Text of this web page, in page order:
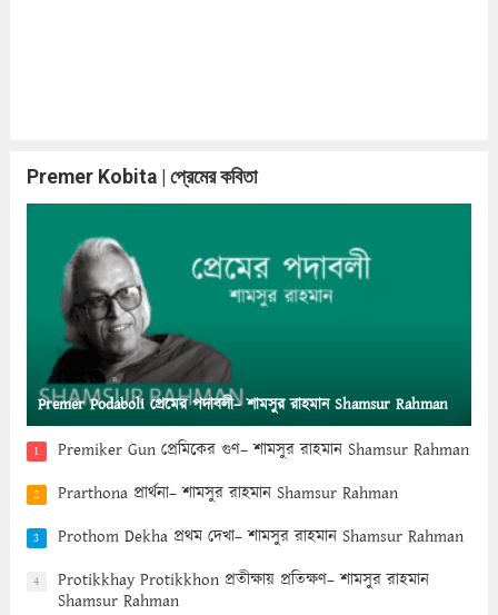
Premer Kobita | প্রেমের কবিতা
Premer Podaboli প্রেমের পদাবলী– শামসুর রাহমান Shamsur Rahman
1 Premiker Gun প্রেমিকের গুণ– শামসুর রাহমান Shamsur Rahman
2 Prarthona প্রার্থনা– শামসুর রাহমান Shamsur Rahman
3 Prothom Dekha প্রথম দেখা– শামসুর রাহমান Shamsur Rahman
4
Protikkhay Protikkhon প্রতীক্ষায় প্রতিক্ষণ– শামসুর রাহমান
Shamsur Rahman